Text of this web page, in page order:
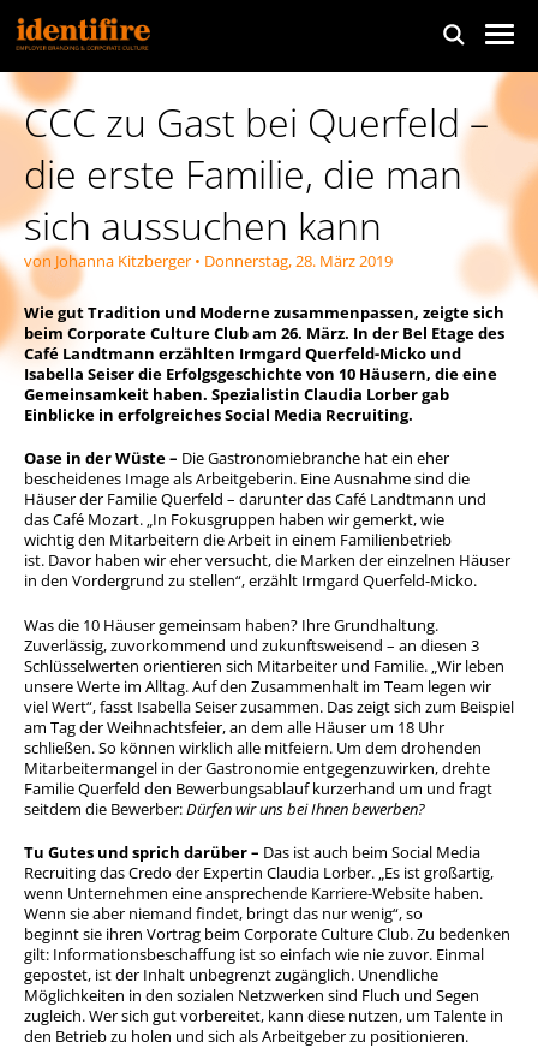
CCC zu Gast bei Querfeld –
die erste Familie, die man
sich aussuchen kann
von Johanna Kitzberger • Donnerstag, 28. März 2019
Wie gut Tradition und Moderne zusammenpassen, zeigte sich
beim Corporate Culture Club am 26. März. In der Bel Etage des
Café Landtmann erzählten Irmgard Querfeld-Micko und
Isabella Seiser die Erfolgsgeschichte von 10 Häusern, dieeine
Gemeinsamkeit haben. Spezialistin Claudia Lorber gab
Einblicke in erfolgreiches Social Media Recruiting.
Oase in der Wüste– Die Gastronomiebranche hat ein eher
bescheidenes Image als Arbeitgeberin. Eine Ausnahme sind die
Häuser der Familie Querfeld – darunter das Café Landtmann und
das Café Mozart. „In Fokusgruppen haben wir gemerkt, wie
wichtig den Mitarbeitern die Arbeit in einem Familienbetrieb
ist. Davor haben wir eher versucht, die Marken der einzelnen Häuser
in den Vordergrund zu stellen“, erzählt Irmgard Querfeld-Micko.
Was die 10 Häuser gemeinsam haben? Ihre Grundhaltung.
Zuverlässig, zuvorkommend und zukunftsweisend – an diesen 3
Schlüsselwerten orientieren sich Mitarbeiter und Familie. „Wir leben
unsere Werte im Alltag. Auf den Zusammenhalt im Team legen wir
viel Wert“, fasst Isabella Seiser zusammen. Das zeigt sich zum Beispiel
am Tag der Weihnachtsfeier, an dem alle Häuser um 18 Uhr
schließen. So können wirklich alle mitfeiern. Um dem drohenden
Mitarbeitermangel in der Gastronomie entgegenzuwirken, drehte
Familie Querfeld den Bewerbungsablauf kurzerhand um und fragt
seitdem die Bewerber:Dürfen wir uns bei Ihnen bewerben?
Tu Gutes und sprich darüber – Das ist auch beim Social Media
Recruiting das Credo der Expertin Claudia Lorber. „Es ist großartig,
wenn Unternehmen eine ansprechende Karriere-Website haben.
Wenn sie aber niemand findet, bringt das nur wenig“, so
beginnt sie ihren Vortrag beim Corporate Culture Club. Zu bedenken
gilt: Informationsbeschaffung ist so einfach wie nie zuvor. Einmal
gepostet, ist der Inhalt unbegrenzt zugänglich. Unendliche
Möglichkeiten in den sozialen Netzwerken sind Fluch und Segen
zugleich. Wer sich gut vorbereitet, kann diese nutzen, um Talente in
den Betrieb zu holen und sich als Arbeitgeber zu positionieren.